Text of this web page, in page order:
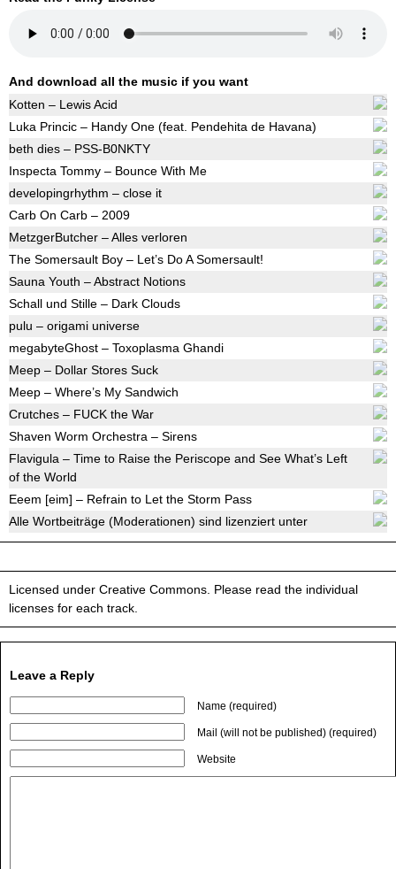
And download all the music if you want
Kotten – Lewis Acid
Luka Princic – Handy One (feat. Pendehita de Havana)
beth dies – PSS-B0NKTY
Inspecta Tommy – Bounce With Me
developingrhythm – close it
Carb On Carb – 2009
MetzgerButcher – Alles verloren
The Somersault Boy – Let’s Do A Somersault!
Sauna Youth – Abstract Notions
Schall und Stille – Dark Clouds
pulu – origami universe
megabyteGhost – Toxoplasma Ghandi
Meep – Dollar Stores Suck
Meep – Where’s My Sandwich
Crutches – FUCK the War
Shaven Worm Orchestra – Sirens
Flavigula – Time to Raise the Periscope and See What’s Left
of the World
Eeem [eim] – Refrain to Let the Storm Pass
Alle Wortbeiträge (Moderationen) sind lizenziert unter
Licensed under Creative Commons. Please read the individual
licenses for each track.
Leave a Reply
Name (required)
Mail (will not be published) (required)
Website